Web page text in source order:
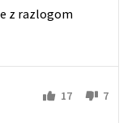
z razlogom
17 7